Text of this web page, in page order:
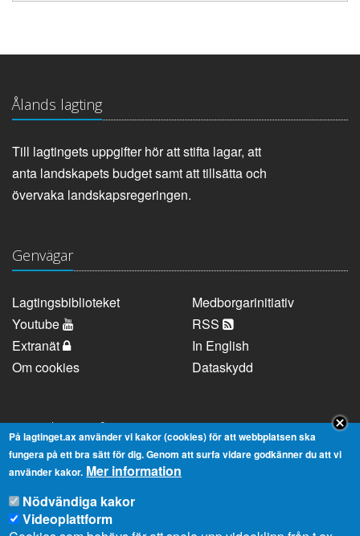
Ålands lagting
Till lagtingets uppgifter hör att stifta lagar, att
anta landskapets budget samt att tillsätta och
övervaka landskapsregeringen.
Genvägar
Lagtingsbiblioteket
Medborgarinitiativ
Youtube
RSS
Extranät
In English
Om cookies
Dataskydd
Kontaktuppgifter
Strandgatan 37, AX-22100 Mariehamn
Telefonnummer:
+358 18 25000
E-
info@lagtinget.ax
På lagtinget.ax använder vi kakor (cookies) för att webbplatsen ska
fungera på ett bra sätt för dig. Genom att surfa vidare godkänner du att vi
använder kakor. Mer information
Nödvändiga kakor
Videoplattform